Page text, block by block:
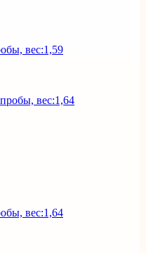
вес:1,59
вес:1,64